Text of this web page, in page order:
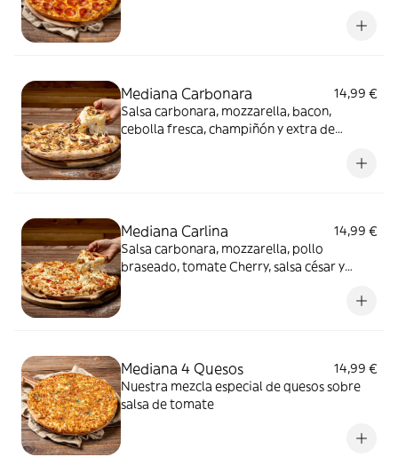
Mediana Carbonara
14,99 €
Salsa carbonara, mozzarella, bacon,
cebolla fresca, champiñón y extra de
Mediana Carlina
14,99 €
Salsa carbonara, mozzarella, pollo
braseado, tomate Cherry, salsa césar y
Mediana 4 Quesos
14,99 €
Nuestra mezcla especial de quesos sobre
salsa de tomate